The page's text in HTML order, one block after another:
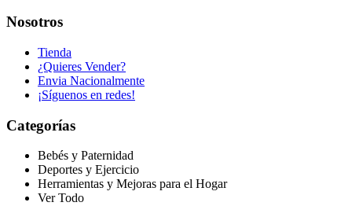
Nosotros
Tienda
¿Quieres Vender?
Envia Nacionalmente
¡Síguenos en redes!
Categorías
Bebés y Paternidad
Deportes y Ejercicio
Herramientas y Mejoras para el Hogar
Ver Todo